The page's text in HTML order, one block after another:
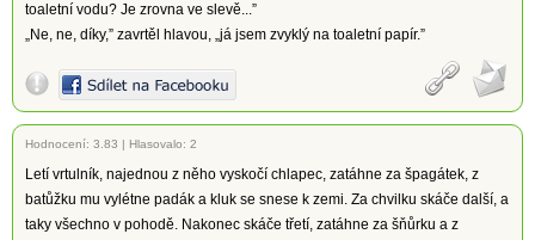
toaletní vodu? Je zrovna ve slevě...”
„Ne, ne, díky,” zavrtěl hlavou, „já jsem zvyklý na toaletní papír.”
Hodnocení: 3.83 | Hlasovalo: 2
Letí vrtulník, najednou z něho vyskočí chlapec, zatáhne za špagátek, z
batůžku mu vylétne padák a kluk se snese k zemi. Za chvilku skáče další, a
taky všechno v pohodě. Nakonec skáče třetí, zatáhne za šňůrku a z